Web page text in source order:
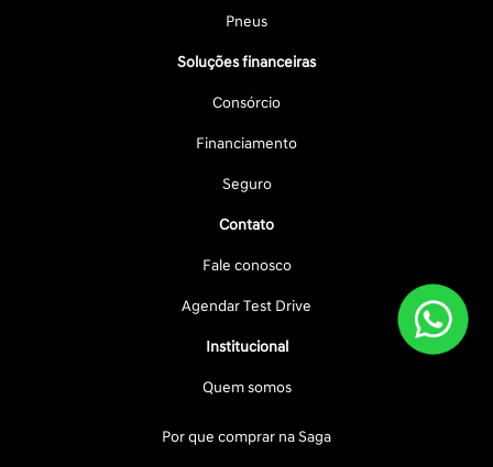
Pneus
Soluções financeiras
Consórcio
Financiamento
Seguro
Contato
Fale conosco
Agendar Test Drive
Institucional
Quem somos
Por que comprar na Saga